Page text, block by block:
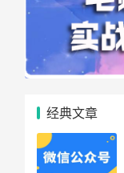
经典文章